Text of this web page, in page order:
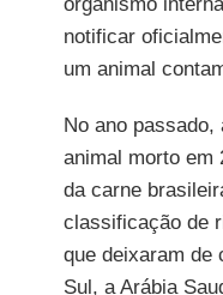
notificar
um animal
No ano
animal morto em
da carne
classificação de
que deixaram de
Sul, a Arábia